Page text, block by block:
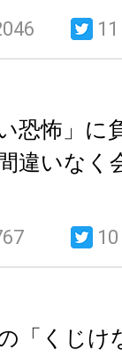
ことにな
11
恐怖」に
違いなく
10
「くじけ